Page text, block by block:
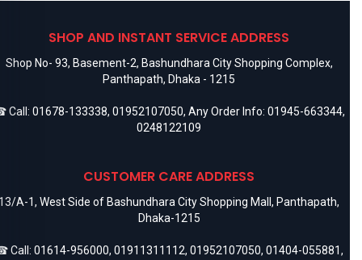
SHOP AND INSTANT SERVICE ADDRESS
Shop No- 93, Basement-2, Bashundhara City Shopping Complex,
Panthapath, Dhaka - 1215
Call: 01678-133338, 01952107050, Any Order Info: 01945-663344,
0248122109
CUSTOMER CARE ADDRESS
A-1, West Side of Bashundhara City Shopping Mall, Panthapath,
Dhaka-1215
Call: 01614-956000, 01911311112, 01952107050, 01404-055881,